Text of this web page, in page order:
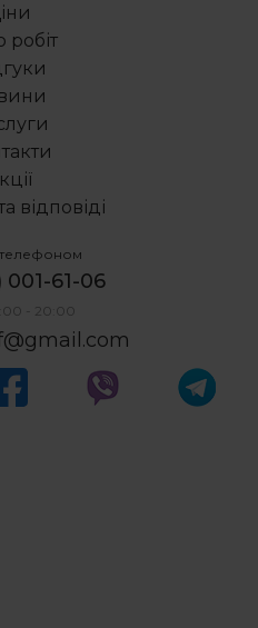
робіт
відповіді
телефоном
001-61-06
- 20:00